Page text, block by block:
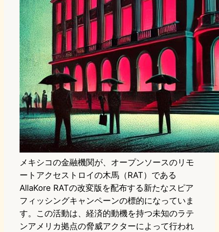
メキシコの金融機関が、オープンソースのリモ
ートアクセストロイの木馬（RAT）である
AllaKore RATの改変版を配布する新たなスピア
フィッシングキャンペーンの標的になっていま
す。この活動は、経済的動機を持つ未知のラテ
ンアメリカ拠点の脅威アクターによって行われ